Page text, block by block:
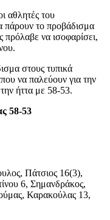
αθλητές του
πάρουν το προβάδισμα
να ισοφαρίσει,
στους τυπικά
να παλεύουν για την
ήττα με 58-53.
58-53
Πάτσιος 16(3),
6, Σημανδράκος,
Καρακούλας 13,